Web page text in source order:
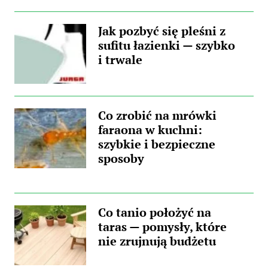
Jak pozbyć się pleśni z
sufitu łazienki — szybko
i trwale
Co zrobić na mrówki
faraona w kuchni:
szybkie i bezpieczne
sposoby
Co tanio położyć na
taras — pomysły, które
nie zrujnują budżetu